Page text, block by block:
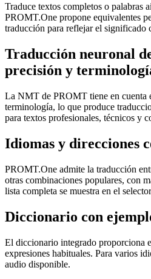
Traduce textos completos o palabras
PROMT.One propone equivalentes
traducción para reflejar el significado
Traducción neuronal
precisión y
La NMT de PROMT tiene en cuenta
terminología, lo que produce
para textos profesionales, técnicos y
Idiomas y direcciones
PROMT.One admite la traducción
otras combinaciones populares, con
lista completa se muestra en el
Diccionario con
El diccionario integrado proporciona
expresiones habituales. Para varios
audio disponible.